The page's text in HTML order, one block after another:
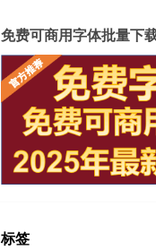
免费可商用字体批量下
标签